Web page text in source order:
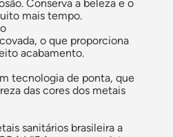
Conserva a beleza e o
mais tempo.
o que proporciona
acabamento.
tecnologia de ponta, que
das cores dos metais
sanitários brasileira a